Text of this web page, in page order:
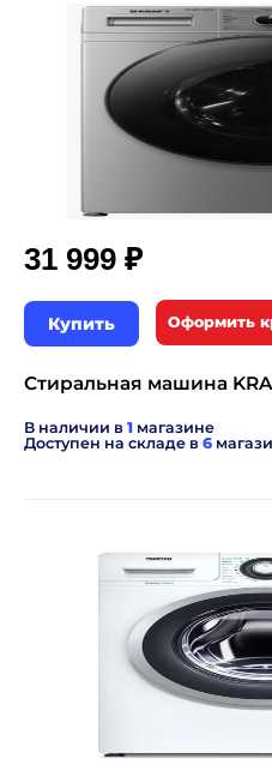
31 999 ₽
Купить Оформить
Стиральная машина
В наличии в 1 магазине
Доступен на складе в 6